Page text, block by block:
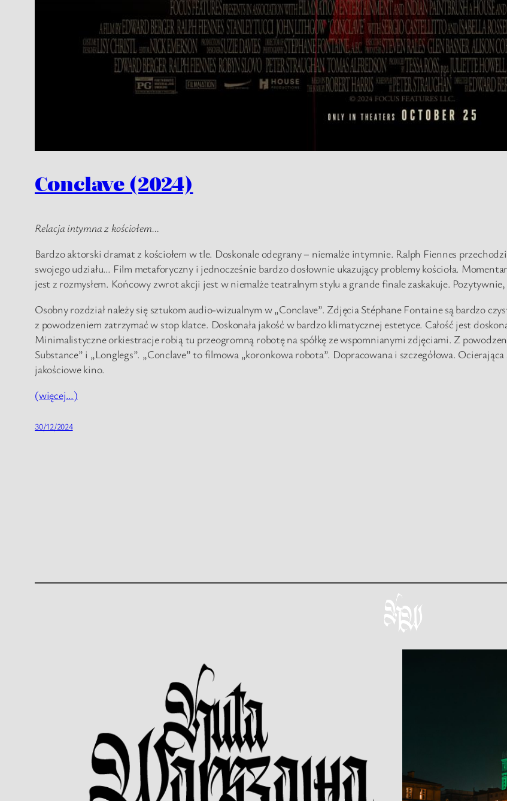
Conclave (2024)
Relacja intymna z kościołem…
Bardzo aktorski dramat z kościołem w tle. Doskonale odegrany – niemalże intymnie. Ralph Fiennes
swojego udziału… Film metaforyczny i jednocześnie bardzo dosłownie ukazujący problemy kościoła.
jest z rozmysłem. Końcowy zwrot akcji jest w niemalże teatralnym stylu a grande finale zaskakuje.
Osobny rozdział należy się sztukom audio-wizualnym w „Conclave”. Zdjęcia Stéphane Fontaine są bardzo
z powodzeniem zatrzymać w stop klatce. Doskonała jakość w bardzo klimatycznej estetyce. Całość jest
Minimalistyczne orkiestracje robią tu przeogromną robotę na spółkę ze wspomnianymi zdjęciami. Z
Substance” i „Longlegs”. „Conclave” to filmowa „koronkowa robota”. Dopracowana i szczegółowa.
jakościowe kino.
(więcej…)
30/12/2024